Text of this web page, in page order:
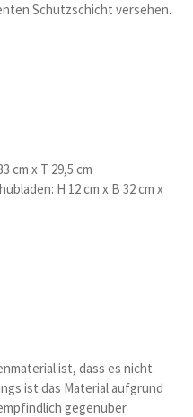
Schutzschicht versehen.
cm x T 29,5 cm
H 12 cm x B 32 cm x
ist, dass es nicht
ist das Material aufgrund
gegenuber